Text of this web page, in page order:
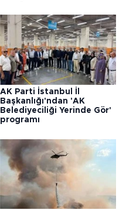
AK Parti İstanbul İl
Başkanlığı'ndan 'AK
Belediyeciliği Yerinde Gör'
programı